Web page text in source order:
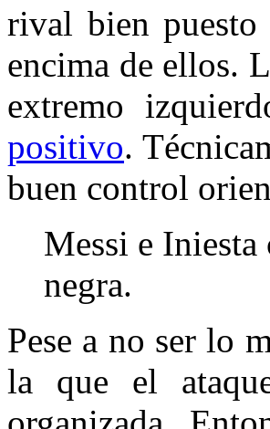
rival bien
encima de ellos.
extremo
positivo.
buen control
Messi e Iniesta
negra.
Pese a no ser lo
la que el